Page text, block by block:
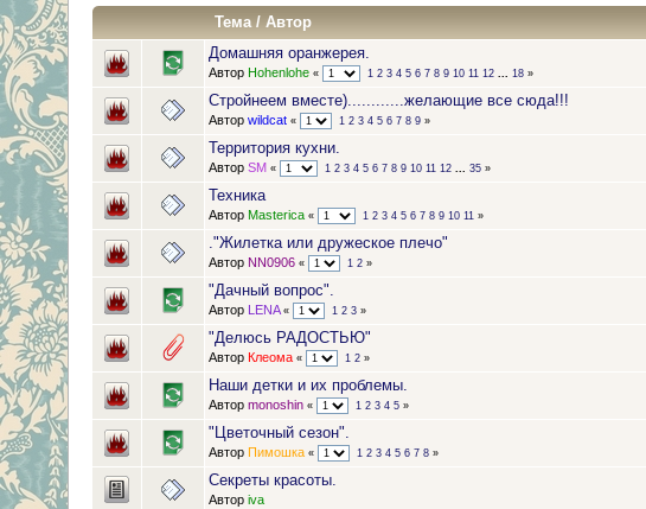
Тема/Автор
Домашняя оранжерея.
Автор Hohenlohe « 1 2 3 4 5 6 7 8 9 10 11 12 ... 18 »
Стройнеем вместе)............желающие все сюда!!!
Автор wildcat « 1 2 3 4 5 6 7 8 9 »
Территория кухни.
Автор SM « 1 2 3 4 5 6 7 8 9 10 11 12 ... 35 »
Техника
Автор Masterica « 1 2 3 4 5 6 7 8 9 10 11 »
."Жилетка или дружеское плечо"
Автор NN0906 « 1 2 »
"Дачный вопрос".
Автор LENA « 1 2 3 »
"Делюсь РАДОСТЬЮ"
Автор Клеома « 1 2 »
Наши детки и их проблемы.
Автор monoshin « 1 2 3 4 5 »
"Цветочный сезон".
Автор Пимошка « 1 2 3 4 5 6 7 8 »
Секреты красоты.
Автор iva